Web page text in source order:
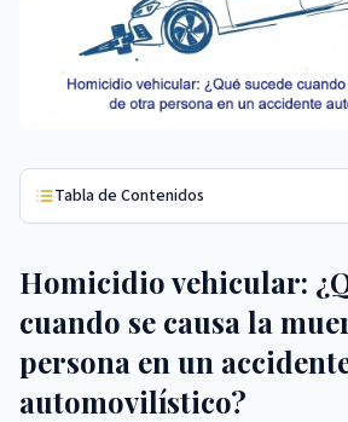
Tabla de Contenidos
Homicidio vehicular:
cuando se causa la
persona en un
automovilístico?